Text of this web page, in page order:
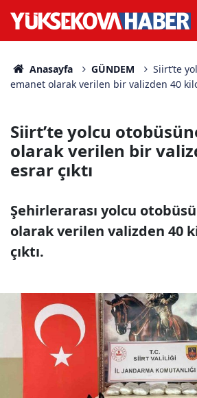
Anasayfa GÜNDEM
Siirt’te
emanet olarak verilen bir valizden 40
Siirt’te yolcu
olarak verilen bir
esrar çıktı
Şehirlerarası yolcu
olarak verilen valizden 40
çıktı.